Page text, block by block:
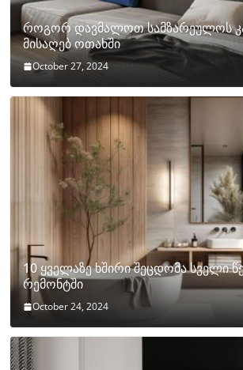
როგორ დავმალოთ სამზარეულოს
მისაღებ ოთახში
October 27, 2024
10 ყველაზე ხშირი შეცდომა სველი
რემონტში
October 24, 2024